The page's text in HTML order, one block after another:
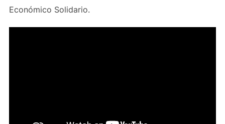
Económico Solidario.